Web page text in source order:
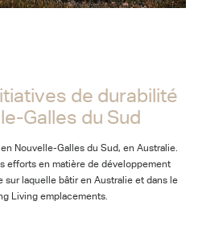
de durabilité
Galles du Sud
Nouvelle-Galles du Sud, en Australie.
efforts en matière de développement
laquelle bâtir en Australie et dans le
Living emplacements.